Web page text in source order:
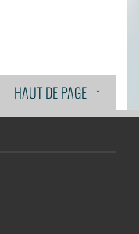
HAUT DE PAGE ↑